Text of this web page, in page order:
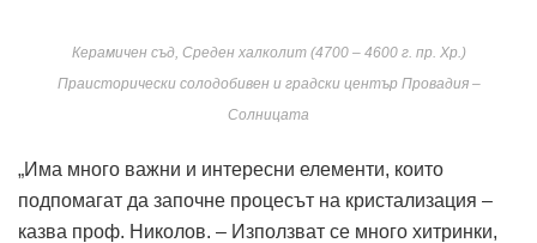
Керамичен съд, Среден халколит (4700 – 4600 г. пр. Хр.)
Праисторически солодобивен и градски център Провадия –
Солницата
„Има много важни и интересни елементи, които
подпомагат да започне процесът на кристализация –
казва проф. Николов. – Използват се много хитринки,